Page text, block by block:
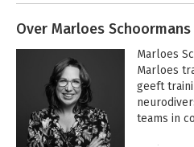
leiderschap
dit
Marije is
een
helpt een
Over Marloes Schoormans
Marloes
Marloes
geeft
teams in